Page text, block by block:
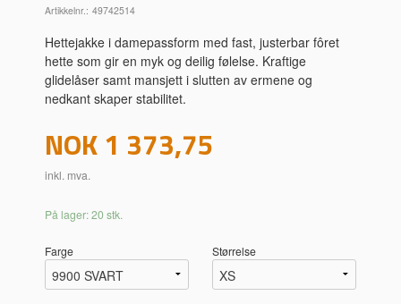
Artikkelnr.: 49742514
Hettejakke i damepassform med fast, justerbar fôret
hette som gir en myk og deilig følelse. Kraftige
glidelåser samt mansjett i slutten av ermene og
nedkant skaper stabilitet.
Pris
NOK1 373,75
inkl. mva.
På lager: 20 stk.
Farge Størrelse